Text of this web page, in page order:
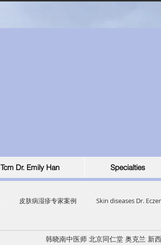
Tcm Dr. Emily Han Specialties
皮肤病湿疹专家案例 Skin diseases Dr.
韩晓南中医师 北京同仁堂 奥克兰 新